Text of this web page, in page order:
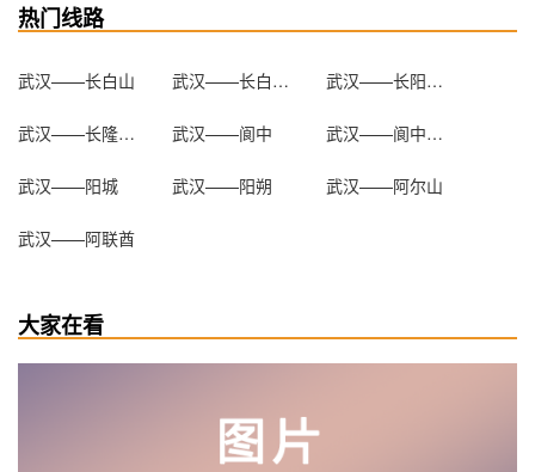
热门线路
武汉——长白山 武汉——长白山天池 武汉——长阳清江画廊
武汉——长隆欢乐世界 武汉——阆中 武汉——阆中古城
武汉——阳城 武汉——阳朔 武汉——阿尔山
武汉——阿联酋
大家在看